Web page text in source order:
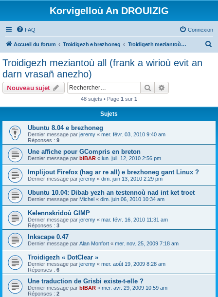
Korvigelloù An DROUIZIG
FAQ Connexion
Accueil du forum Troidigezh e brezhoneg Troidigezh meziantoù all (frank a wirioù evit an darn vrasañ anezho)
Troidigezh meziantoù all (frank a wirioù evit an
darn vrasañ anezho)
Nouveau sujet Rechercher
48 sujets • Page 1 sur 1
Sujets
Ubuntu 8.04 e brezhoneg
Dernier message par jeremy « mer. févr. 03, 2010 9:40 am
Réponses : 9
Une affiche pour GCompris en breton
Dernier message par bIBAR « lun. juil. 12, 2010 2:56 pm
Implijout Firefox (hag ar re all) e brezhoneg gant Linux ?
Dernier message par jeremy « dim. juin 13, 2010 2:29 pm
Ubuntu 10.04: Dibab yezh an testennoù nad int ket troet
Dernier message par Michel « dim. juin 06, 2010 10:34 am
Kelennskridoù GIMP
Dernier message par jeremy « mar. févr. 16, 2010 11:31 am
Réponses : 3
Inkscape 0.47
Dernier message par Alan Monfort « mer. nov. 25, 2009 7:18 am
Troidigezh « DotClear »
Dernier message par jeremy « mer. août 19, 2009 8:28 am
Réponses : 6
Une traduction de Grisbi existe-t-elle ?
Dernier message par bIBAR « mer. avr. 29, 2009 10:59 am
Réponses : 2